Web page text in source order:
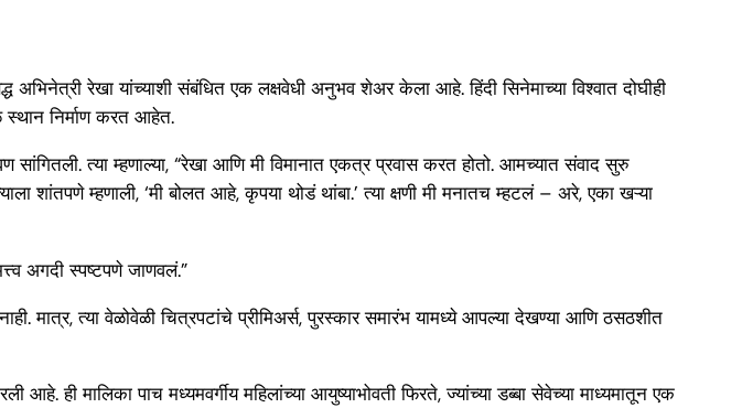
अभिनेत्री रेखा यांच्याशी संबंधित एक लक्षवेधी अनुभव शेअर केला आहे. हिंदी सिनेमाच्या विश्वात दोघीही
निर्माण करत आहेत.
त्या म्हणाल्या, “रेखा आणि मी विमानात एकत्र प्रवास करत होतो. आमच्यात संवाद सुरु
शांतपणे म्हणाली, ‘मी बोलत आहे, कृपया थोडं थांबा.’ त्या क्षणी मी मनातच म्हटलं – अरे, एका खऱ्या
अगदी स्पष्टपणे जाणवलं.”
मात्र, त्या वेळोवेळी चित्रपटांचे प्रीमिअर्स, पुरस्कार समारंभ यामध्ये आपल्या देखण्या आणि ठसठशीत
ही मालिका पाच मध्यमवर्गीय महिलांच्या आयुष्याभोवती फिरते, ज्यांच्या डब्बा सेवेच्या माध्यमातून एक